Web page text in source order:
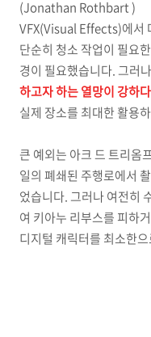
(Jonathan Rothbart )
VFX(Visual Effects)에서
단순히 청소 작업이 필요
경이 필요했습니다. 그러
하고자 하는 열망이 강하다
실제 장소를 최대한 활용
큰 예외는 아크 드 트리
일의 폐쇄된 주행로에서
었습니다. 그러나 여전히
여 키아누 리부스를 피하
디지털 캐릭터를 최소한